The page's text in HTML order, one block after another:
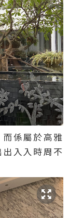
係屬於高雅
入入時周不